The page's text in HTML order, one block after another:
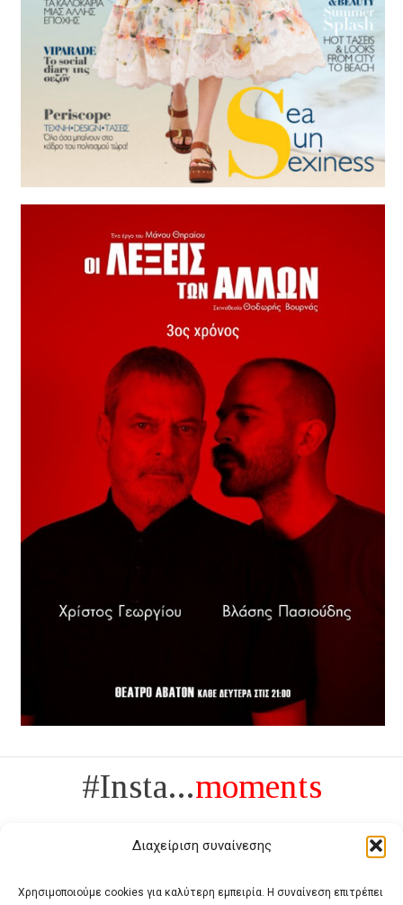
Διαχείριση συναίνεσης
Χρησιμοποιούμε cookies για καλύτερη εμπειρία. Η συναίνεση επιτρέπει
#Insta...moments